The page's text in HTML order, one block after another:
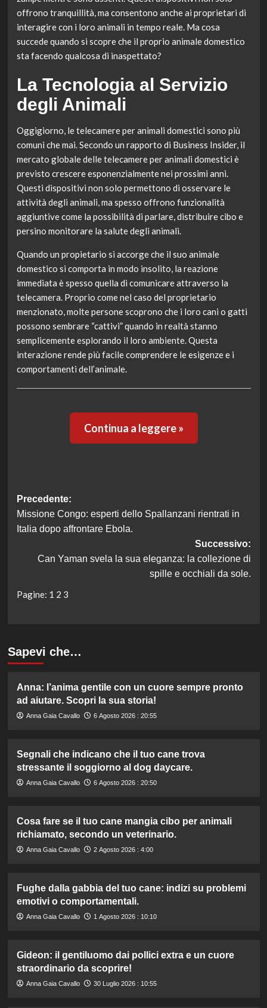
offrono tranquillità, ma consentono anche ai proprietari di
interagire con i loro animali in tempo reale. Ma cosa
succede quando si scopre che il proprio animale domestico
sta facendo qualcosa di inaspettato?
La Tecnologia al Servizio
degli Animali
Oggigiorno, le telecamere per animali domestici sono più
comuni che mai. Secondo un rapporto di Business Insider, il
mercato globale delle telecamere per animali domestici è
previsto crescere esponenzialmente nei prossimi anni.
Questi dispositivi non solo permettono di osservare le
attività degli animali, ma spesso offrono funzionalità
aggiuntive come la possibilità di parlare, distribuire cibo e
persino monitorare la salute degli animali.
Quando un propietario si accorge che il suo animale
domestico si comporta in modo insolito, la reazione
immediata è spesso quella di comunicare attraverso la
telecamera. Proprio come nel caso del proprietario
menzionato, molte persone scoprono che i loro cani o gatti
possono sembrare “cattivi” quando in realtà stanno
semplicemente esplorando il loro ambiente. Questa
interazione rende più facile comprendere le esigenze e i
comportamenti dell’animale.
Continua a leggere »
Navigazione
articolo
Precedente:
Missione Congo: esperti dello Spallanzani rientrati in
Italia dopo affrontare Ebola.
Successivo:
Can Yaman svela la sua eleganza: la collezione di
spille e occhiali da sole.
Pagine: 1 2 3
Sapevi che…
Anna: l’anima gentile con un cuore sempre pronto
ad aiutare. Scopri la sua storia!
Anna Gaia Cavallo 6 Agosto 2026 : 20:55
Segnali che indicano che il tuo cane trova
stressante il soggiorno al dog daycare.
Anna Gaia Cavallo 6 Agosto 2026 : 20:50
Cosa fare se il tuo cane mangia cibo per animali
richiamato, secondo un veterinario.
Anna Gaia Cavallo 2 Agosto 2026 : 4:00
Fughe dalla gabbia del tuo cane: indizi su problemi
emotivi o comportamentali.
Anna Gaia Cavallo 1 Agosto 2026 : 10:10
Gideon: il gentiluomo dai pollici extra e un cuore
straordinario da scoprire!
Anna Gaia Cavallo 30 Luglio 2026 : 10:55